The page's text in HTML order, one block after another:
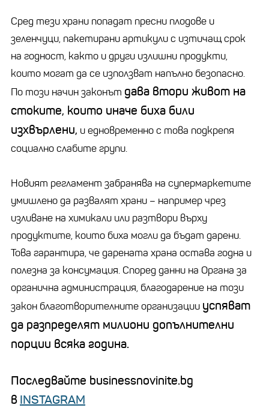
Сред тези храни попадат пресни плодове и
зеленчуци, пакетирани артикули с изтичащ срок
на годност, както и други излишни продукти,
които могат да се използват напълно безопасно.
По този начин законът дава втори живот на
стоките, които иначе биха били
изхвърлени, и едновременно с това подкрепя
социално слабите групи.
Новият регламент забранява на супермаркетите
умишлено да развалят храни – например чрез
изливане на химикали или разтвори върху
продуктите, които биха могли да бъдат дарени.
Това гарантира, че дарената храна остава годна и
полезна за консумация. Според данни на Органа за
органична администрация, благодарение на този
закон благотворителните организации успяват
да разпределят милиони допълнителни
порции всяка година.
Последвайте businessnovinite.bg
в INSTAGRAM